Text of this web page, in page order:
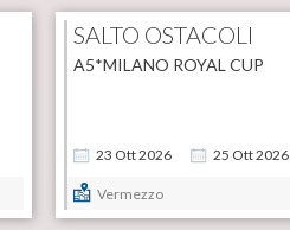
SALTO OSTACOLI
23 Ott2026 25 Ott2026
A5*MILANO ROYAL CUP
Vermezzo